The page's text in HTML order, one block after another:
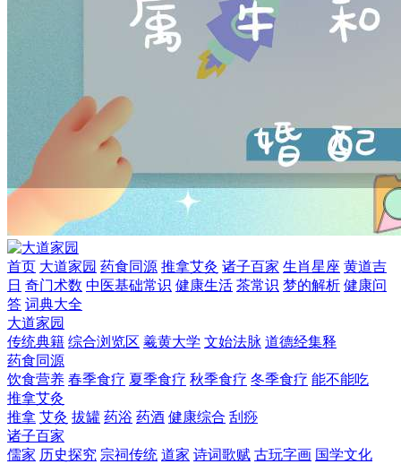
首页 大道家园 药食同源 推拿艾灸 诸子百家 生肖星座 黄道吉
日 奇门术数 中医基础常识 健康生活 茶常识 梦的解析 健康问
答 词典大全
大道家园
传统典籍 综合浏览区 羲黄大学 文始法脉 道德经集释
药食同源
饮食营养 春季食疗 夏季食疗 秋季食疗 冬季食疗 能不能吃
推拿艾灸
推拿 艾灸 拔罐 药浴 药酒 健康综合 刮痧
诸子百家
儒家 历史探究 宗祠传统 道家 诗词歌赋 古玩字画 国学文化